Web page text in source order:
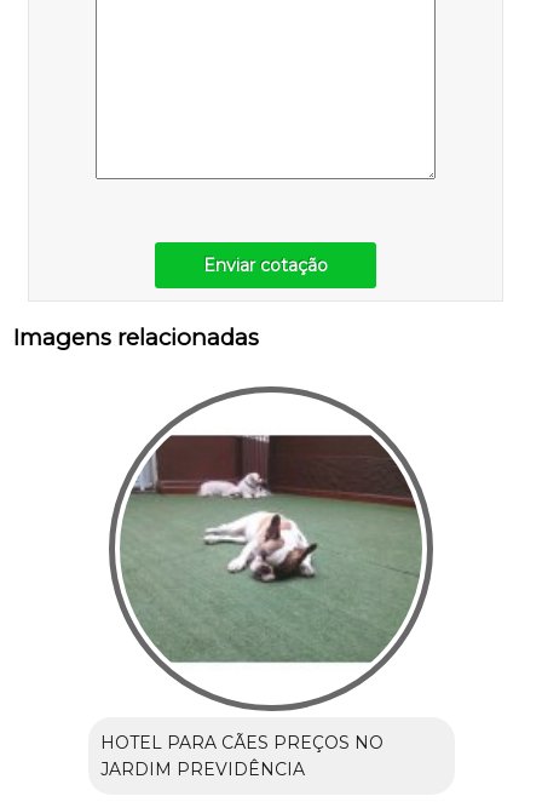
Enviar cotação
Imagens relacionadas
HOTEL PARA CÃES PREÇOS NO
JARDIM PREVIDÊNCIA